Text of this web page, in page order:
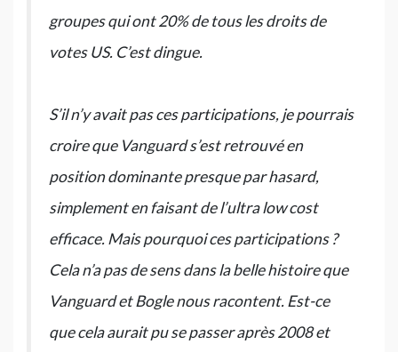
groupes qui ont 20% de tous les droits de
votes US. C’est dingue.
S’il n’y avait pas ces participations, je pourrais
croire que Vanguard s’est retrouvé en
position dominante presque par hasard,
simplement en faisant de l’ultra low cost
efficace. Mais pourquoi ces participations ?
Cela n’a pas de sens dans la belle histoire que
Vanguard et Bogle nous racontent. Est-ce
que cela aurait pu se passer après 2008 et